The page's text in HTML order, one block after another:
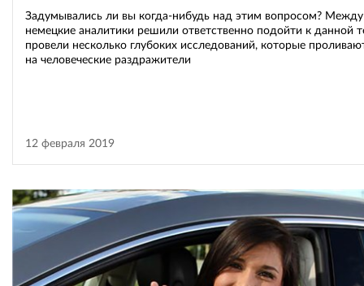
Задумывались ли вы когда-нибудь над этим вопросом?
немецкие аналитики решили ответственно подойти к данной
провели несколько глубоких исследований, которые
на человеческие раздражители
12 февраля 2019